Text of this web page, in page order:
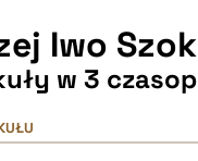
Iwo
w 3